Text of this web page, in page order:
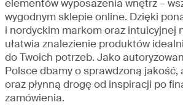
elementów wyposażenia wnętrz –
wygodnym sklepie online. Dzięki
i nordyckim markom oraz intuicyjnej
ułatwia znalezienie produktów
do Twoich potrzeb. Jako
Polsce dbamy o sprawdzoną
oraz płynną drogę od inspiracji po
zamówienia.